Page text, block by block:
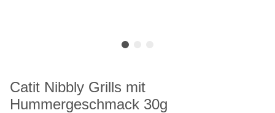
Catit Nibbly Grills mit
Hummergeschmack 30g